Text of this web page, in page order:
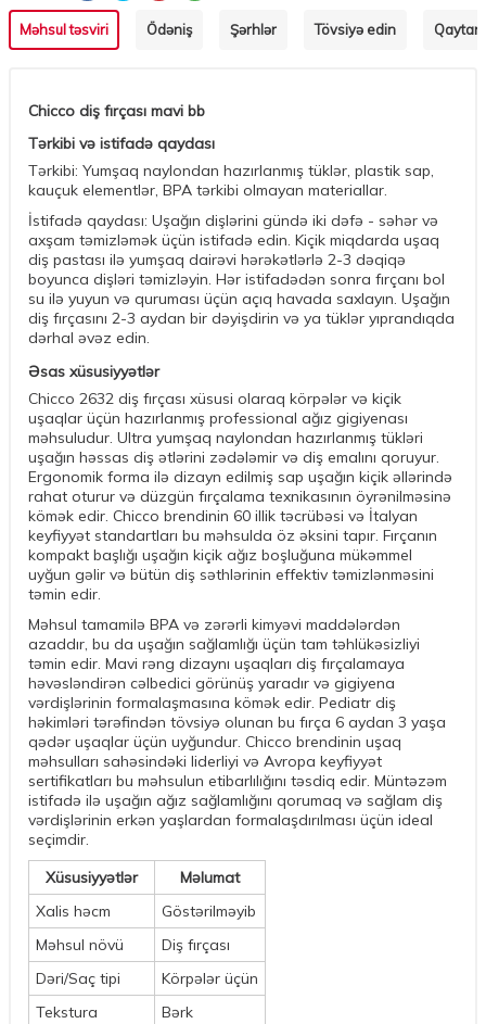
Məhsul təsviri Ödəniş Şərhlər Tövsiyə edin
Chicco diş fırçası mavi bb
Tərkibi və istifadə qaydası
Tərkibi: Yumşaq naylondan hazırlanmış tüklər, plastik sap,
kauçuk elementlər, BPA tərkibi olmayan materiallar.
İstifadə qaydası: Uşağın dişlərini gündə iki dəfə - səhər və
axşam təmizləmək üçün istifadə edin. Kiçik miqdarda uşaq
diş pastası ilə yumşaq dairəvi hərəkətlərlə 2-3 dəqiqə
boyunca dişləri təmizləyin. Hər istifadədən sonra fırçanı bol
su ilə yuyun və quruması üçün açıq havada saxlayın. Uşağın
diş fırçasını 2-3 aydan bir dəyişdirin və ya tüklər yıprandıqda
dərhal əvəz edin.
Əsas xüsusiyyətlər
Chicco 2632 diş fırçası xüsusi olaraq körpələr və kiçik
uşaqlar üçün hazırlanmış professional ağız gigiyenası
məhsuludur. Ultra yumşaq naylondan hazırlanmış tükləri
uşağın həssas diş ətlərini zədələmir və diş emalını qoruyur.
Ergonomik forma ilə dizayn edilmiş sap uşağın kiçik əllərində
rahat oturur və düzgün fırçalama texnikasının öyrənilməsinə
kömək edir. Chicco brendinin 60 illik təcrübəsi və İtalyan
keyfiyyət standartları bu məhsulda öz əksini tapır. Fırçanın
kompakt başlığı uşağın kiçik ağız boşluğuna mükəmmel
uyğun gəlir və bütün diş səthlərinin effektiv təmizlənməsini
təmin edir.
Məhsul tamamilə BPA və zərərli kimyəvi maddələrdən
azaddır, bu da uşağın sağlamlığı üçün tam təhlükəsizliyi
təmin edir. Mavi rəng dizaynı uşaqları diş fırçalamaya
həvəsləndirən cəlbedici görünüş yaradır və gigiyena
vərdişlərinin formalaşmasına kömək edir. Pediatr diş
həkimləri tərəfindən tövsiyə olunan bu fırça 6 aydan 3 yaşa
qədər uşaqlar üçün uyğundur. Chicco brendinin uşaq
məhsulları sahəsindəki liderliyi və Avropa keyfiyyət
sertifikatları bu məhsulun etibarlılığını təsdiq edir. Müntəzəm
istifadə ilə uşağın ağız sağlamlığını qorumaq və sağlam diş
vərdişlərinin erkən yaşlardan formalaşdırılması üçün ideal
seçimdir.
Xüsusiyyətlər
Məlumat
Xalis həcm
Göstərilməyib
Məhsul növü
Diş fırçası
Dəri/Saç tipi
Körpələr üçün
Tekstura
Bərk